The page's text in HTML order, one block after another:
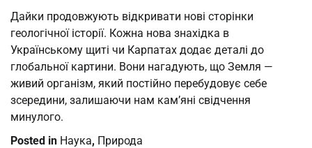
Дайки продовжують відкривати нові сторінки
геологічної історії. Кожна нова знахідка в
Українському щиті чи Карпатах додає деталі до
глобальної картини. Вони нагадують, що Земля —
живий організм, який постійно перебудовує себе
зсередини, залишаючи нам кам’яні свідчення
минулого.
Posted in Наука, Природа